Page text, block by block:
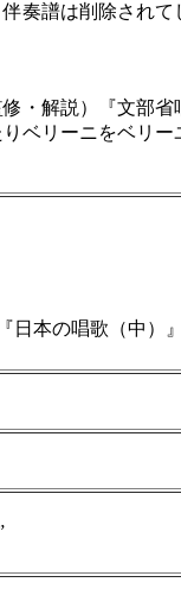
奏譜は削除され
・解説）『文部省
ベリーニをベリー
日本の唱歌（中）